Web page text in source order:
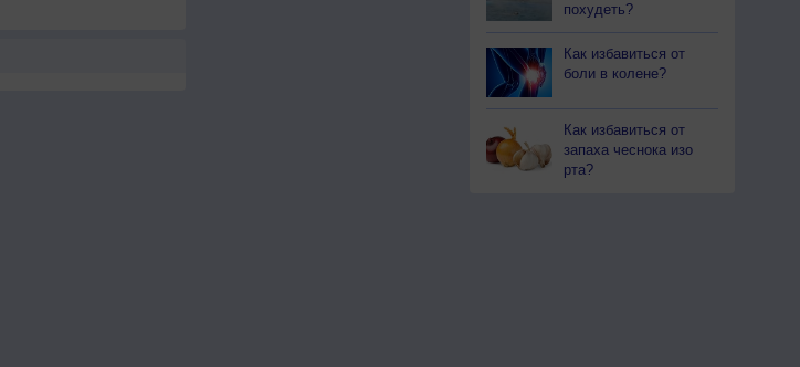
похудеть?
Как избавиться от
боли в колене?
Как избавиться от
запаха чеснока изо
рта?